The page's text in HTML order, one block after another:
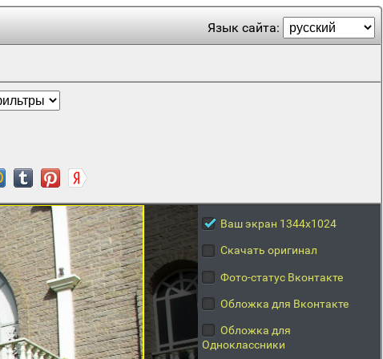
Язык сайта:
Ваш экран 1344x1024
Скачать оригинал
Фото-статус Вконтакте
Обложка для Вконтакте
Обложка для
Одноклассники